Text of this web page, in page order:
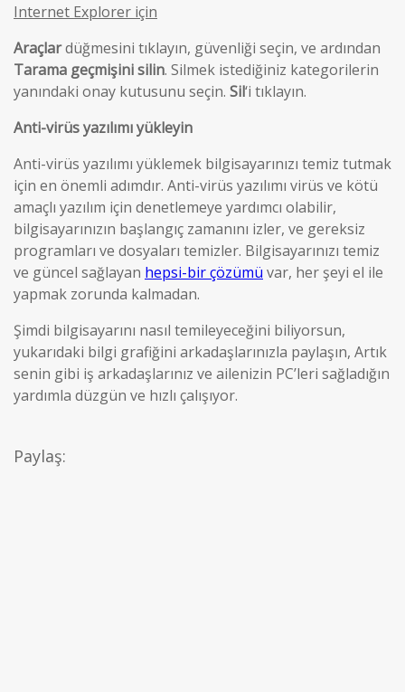
Internet Explorer için
Araçlardüğmesini tıklayın, güvenliği seçin, ve ardından
Tarama geçmişini silin. Silmek istediğiniz kategorilerin
yanındaki onay kutusunu seçin. Sil‘i tıklayın.
Anti-virüs yazılımı yükleyin
Anti-virüs yazılımı yüklemek bilgisayarınızı temiz tutmak
için en önemli adımdır. Anti-virüs yazılımı virüs ve kötü
amaçlı yazılım için denetlemeye yardımcı olabilir,
bilgisayarınızın başlangıç zamanını izler, ve gereksiz
programları ve dosyaları temizler. Bilgisayarınızı temiz
ve güncel sağlayan hepsi-bir çözümü var, her şeyi el ile
yapmak zorunda kalmadan.
Şimdi bilgisayarını nasıl temileyeceğini biliyorsun,
yukarıdaki bilgi grafiğini arkadaşlarınızla paylaşın, Artık
senin gibi iş arkadaşlarınız ve ailenizin PC’leri sağladığın
yardımla düzgün ve hızlı çalışıyor.
Paylaş: